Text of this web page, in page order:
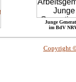
Junge
im BdV
Copyright